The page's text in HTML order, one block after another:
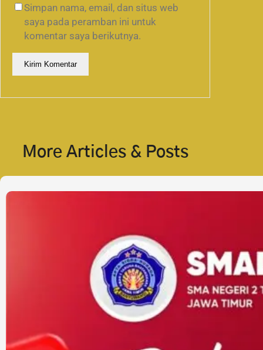
Simpan nama, email, dan situs web
saya pada peramban ini untuk
komentar saya berikutnya.
More Articles & Posts